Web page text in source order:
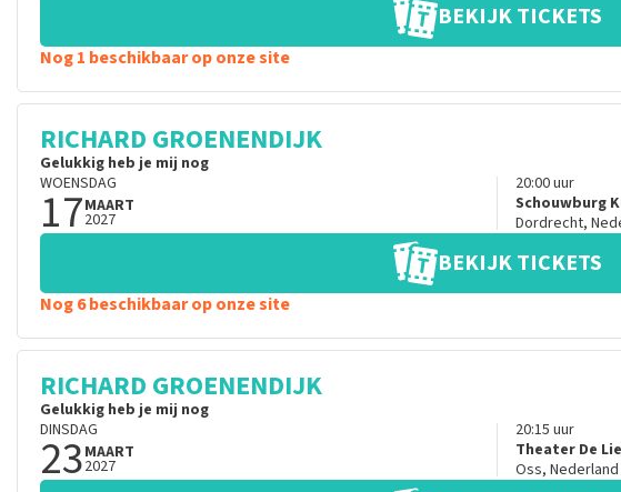
BEKIJK TICKETS
Nog 1 beschikbaar op onze site
RICHARD GROENENDIJK
Gelukkig heb je mij nog
WOENSDAG
17MAART
2027
20:00uur
Schouwburg
Dordrecht,
BEKIJK TICKETS
Nog 6 beschikbaar op onze site
RICHARD GROENENDIJK
Gelukkig heb je mij nog
DINSDAG
23MAART
2027
20:15 uur
Theater De
Oss, Nederland